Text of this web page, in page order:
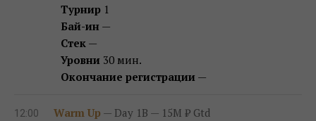
Турнир 1
Бай-ин —
Стек —
Уровни 30 мин.
Окончание регистрации —
12:00 Warm Up — Day 1B — 15M ₽ Gtd